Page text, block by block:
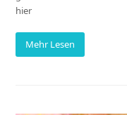
hier
Mehr Lesen